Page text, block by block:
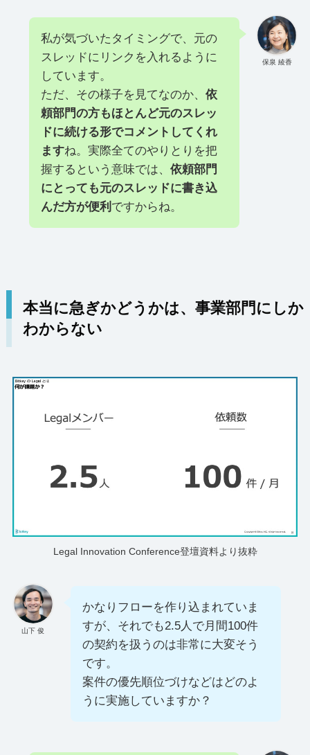
保泉 綾香
私が気づいたタイミングで、元の
スレッドにリンクを入れるように
しています。
ただ、その様子を見てなのか、 依
頼部門の方もほとんど元のスレッ
ドに続ける形でコメントしてくれ
ますね。実際全てのやりとりを把
握するという意味では、 依頼部門
にとっても元のスレッドに書き込
んだ方が便利 ですからね。
本当に急ぎかどうかは、事業部門にしか
わからない
Legal Innovation Conference登壇資料より抜粋
山下 俊
かなりフローを作り込まれていま
すが、それでも2.5人で月間100件
の契約を扱うのは非常に大変そう
です。
案件の優先順位づけなどはどのよ
うに実施していますか？